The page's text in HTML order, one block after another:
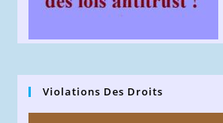
Violations Des Droits